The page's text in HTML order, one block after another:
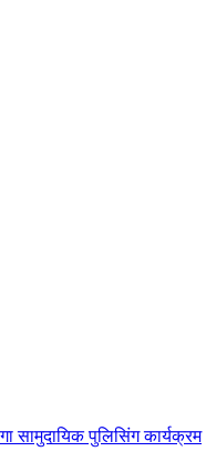
सामुदायिक पुलिसिंग कार्यक्रम